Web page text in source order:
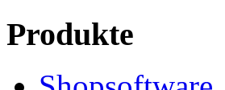
Produkte